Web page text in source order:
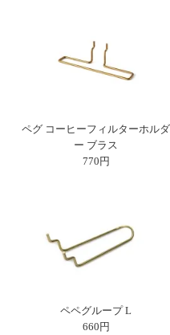
ペグ コーヒーフィルターホルダ
ー ブラス
770円
ペペグループ L
660円